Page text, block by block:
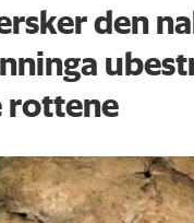
den
rottene